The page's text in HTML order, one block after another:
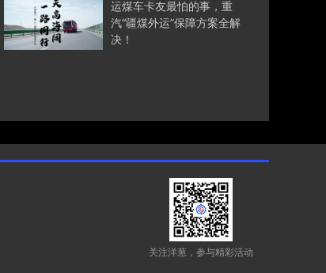
运煤车卡友最怕的事，重
汽“疆煤外运”保障方案全解
决！
关注洋葱，参与精彩活动